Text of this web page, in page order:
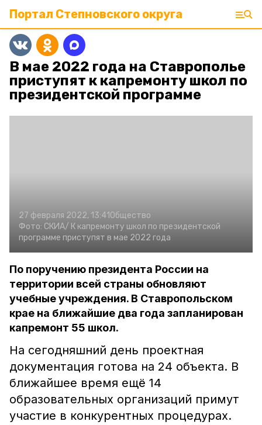
Портал Степновского округа
В мае 2022 года на Ставрополье
приступят к капремонту школ по
президентской программе
27 февраля 2022, 13:41Общество
Фото: СКИА/ К капремонту школ по президентской
программе приступят в мае 2022 года
По поручению президента России на
территории всей страны обновляют
учебные учреждения. В Ставропольском
крае на ближайшие два года запланирован
капремонт 55 школ.
На сегодняшний день проектная
документация готова на 24 объекта. В
ближайшее время ещё 14
образовательных организаций примут
участие в конкурентных процедурах.